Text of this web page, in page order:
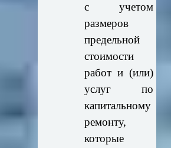
с учетом
размеров
предельной
стоимости
работ и (или)
услуг по
капитальному
ремонту,
которые